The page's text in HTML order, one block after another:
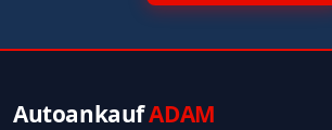
AutoankaufADAM